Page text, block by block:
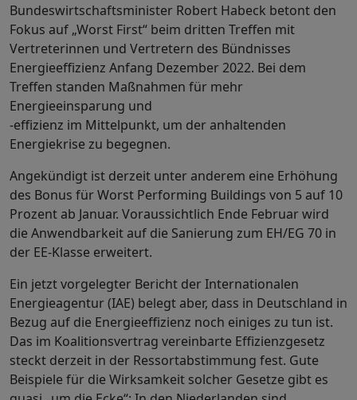
Bundeswirtschaftsminister Robert Habeck betont den
Fokus auf „Worst First“ beim dritten Treffen mit
Vertreterinnen und Vertretern des Bündnisses
Energieeffizienz Anfang Dezember 2022. Bei dem
Treffen standen Maßnahmen für mehr
Energieeinsparung und
-effizienz im Mittelpunkt, um der anhaltenden
Energiekrise zu begegnen.
Angekündigt ist derzeit unter anderem eine Erhöhung
des Bonus für Worst Performing Buildings von 5 auf 10
Prozent ab Januar. Voraussichtlich Ende Februar wird
die Anwendbarkeit auf die Sanierung zum EH/EG 70 in
der EE-Klasse erweitert.
Ein jetzt vorgelegter Bericht der Internationalen
Energieagentur (IAE) belegt aber, dass in Deutschland in
Bezug auf die Energieeffizienz noch einiges zu tun ist.
Das im Koalitionsvertrag vereinbarte Effizienzgesetz
steckt derzeit in der Ressortabstimmung fest. Gute
Beispiele für die Wirksamkeit solcher Gesetze gibt es